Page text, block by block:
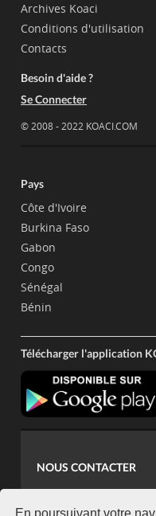
En poursuivant votre
Archives Koaci
Conditions d'utilisation
Contacts
Besoin d'aide ?
Se Connecter
© 2008 - 2022 KOACI.COM
Pays
Côte d'Ivoire
Burkina Faso
Gabon
Congo
Sénégal
Bénin
Télécharger l'application
NOUS CONTACTER